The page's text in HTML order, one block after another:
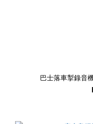
巴士落車掣錄音